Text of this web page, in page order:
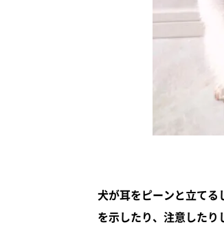
犬が耳をピーンと立て
を示したり、注意したり